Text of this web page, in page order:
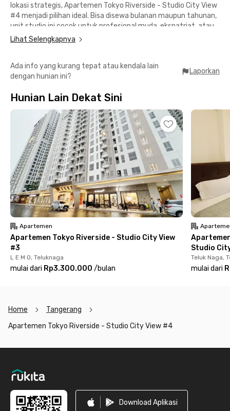
lokasi strategis, Apartemen Tokyo Riverside - Studio City View
#4 menjadi pilihan ideal. Bisa disewa bulanan maupun tahunan,
unit studio ini cocok untuk profesional muda, ekspatriat, atau
siapa pun yang butuh hunian praktis dan modern.
apartemen Pluit ini menawarkan keseimbangan antara gaya
hidup urban dan ketenangan.
Hanya butuh 13 menit ke Aloha Pasir Putih untuk bersantai di
tepi pantai, 20 menit ke Taman Wisata Alam Angke untuk
pelarian hijau di tengah kota, dan 35 menit ke Bandara
Internasional Soekarno-Hatta, cocok untuk kamu yang sering
business trip atau traveling.
Unit studio ini sudah fully furnished, lengkap dengan AC, TV, dan
jendela besar yang memberikan pemandangan kota dari
ketinggian. Fasilitas gedung pun lengkap mulai dari kolam
renang, area parkir, lobi, hingga CCTV untuk keamanan ekstra.
Tinggal di Apartemen Tokyo Riverside Tower Beppu bukan
cuma soal lokasi, tapi juga soal gaya hidup. Rasakan
kenyamanan tinggal di kawasan modern yang dekat dengan
alam, hiburan, dan akses ke seluruh penjuru kota. Booking
unitnya di aplikasi Rukita sebelum kehabisan!
Lihat Selengkapnya
Ada info yang kurang tepat atau kendala lain
dengan hunian ini?
Laporkan
Hunian Lain Dekat Sini
Apartemen
Apartemen Tokyo Riverside - Studio City View
#3
L E M O, Teluknaga
mulai dari Rp3.300.000 /bulan
Studio
Teluk Naga,
mulai dari
Home
Tangerang
Apartemen Tokyo Riverside - Studio City View #4
Download Aplikasi